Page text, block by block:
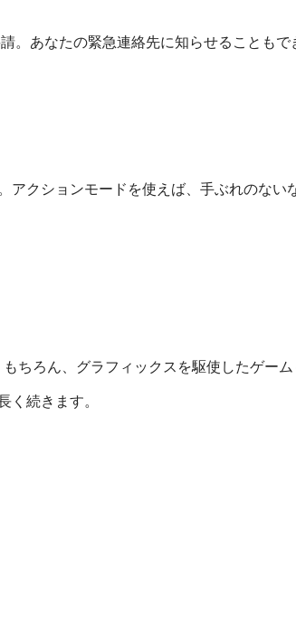
。あなたの緊急連絡先に知らせることもで
クションモードを使えば、手ぶれのない
ろん、グラフィックスを駆使したゲー
続きます。